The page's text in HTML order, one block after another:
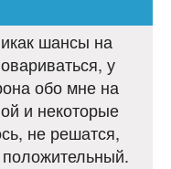
шансы на
у
обо мне на
и некоторые
не решатся,